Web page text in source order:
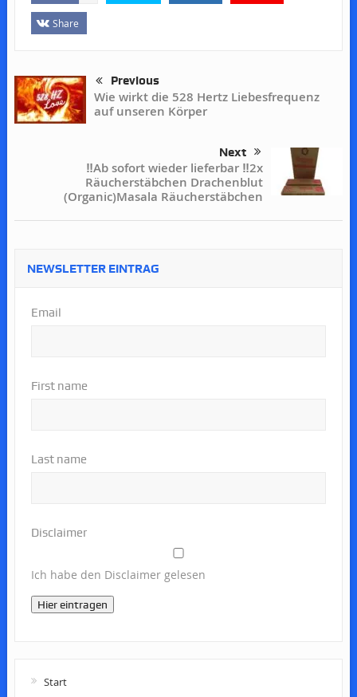
Share
Previous
Wie wirkt die 528 Hertz Liebesfrequenz
auf unseren Körper
Next
‼️Ab sofort wieder lieferbar ‼️2x
Räucherstäbchen Drachenblut
(Organic)Masala Räucherstäbchen
NEWSLETTER EINTRAG
Email
First name
Last name
Disclaimer
Ich habe den Disclaimer gelesen
Hier eintragen
Start